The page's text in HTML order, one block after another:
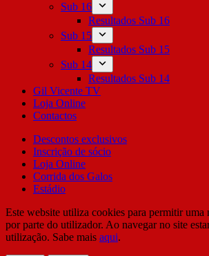
Sub 16
Resultados Sub 16
Sub 15
Resultados Sub 15
Sub 14
Resultados Sub 14
Gil Vicente TV
Loja Online
Contactos
Descontos exclusivos
Inscrição de sócio
Loja Online
Corrida dos Galos
Estádio
Este website utiliza cookies para permitir uma
por parte do utilizador. Ao navegar no site
utilização. Sabe mais aqui.